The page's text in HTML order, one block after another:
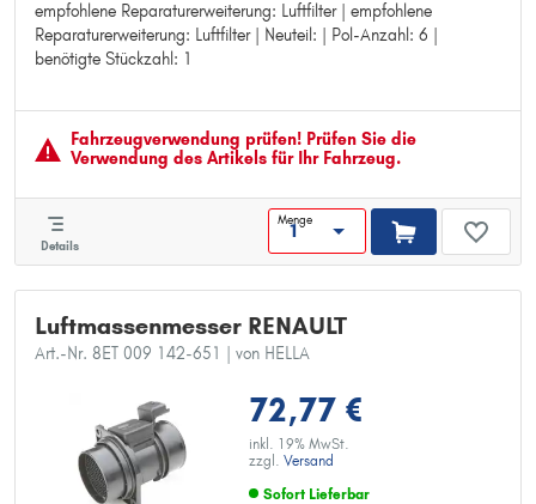
empfohlene Reparaturerweiterung: Luftfilter | empfohlene
Reparaturerweiterung: Luftfilter | Neuteil: | Pol-Anzahl: 6 |
benötigte Stückzahl: 1
empfohlene Reparaturerweiterung: Luftfilter
empfohlene Reparaturerweiterung: Luftfilter
Neuteil:
benötigte Stückzahl: 1
Fahrzeugver­wendung prüfen! Prüfen Sie die
Verwendung des Artikels für Ihr Fahrzeug.
Details
Menge
Luftmassenmesser RENAULT
Art.-Nr. 8ET 009 142-651 | von HELLA
72,77 €
inkl. 19% MwSt.
zzgl. Versand
Sofort Lieferbar